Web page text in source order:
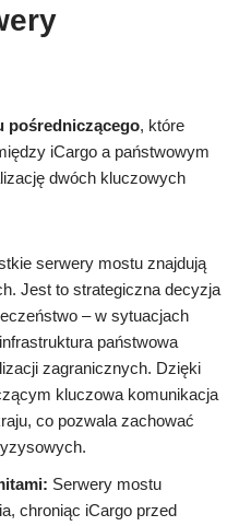
pośredniczącego, które
iCargo a państwowym
dwóch kluczowych
serwery mostu znajdują
Jest to strategiczna decyzja
– w sytuacjach
państwowa
zagranicznych. Dzięki
kluczowa komunikacja
co pozwala zachować
Serwery mostu
chroniąc iCargo przed